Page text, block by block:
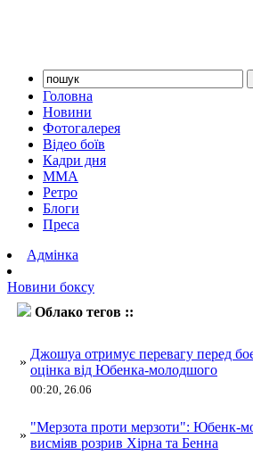
Головна
Новини
Фотогалерея
Відео боїв
Кадри дня
ММА
Ретро
Блоги
Преса
Адмінка
Новини боксу
Облако тегов ::
»
Джошуа отримує перевагу перед
оцінка від Юбенка-молодшого
00:20, 26.06
»
"Мерзота проти мерзоти": Юбенк-
висміяв розрив Хірна та Бенна